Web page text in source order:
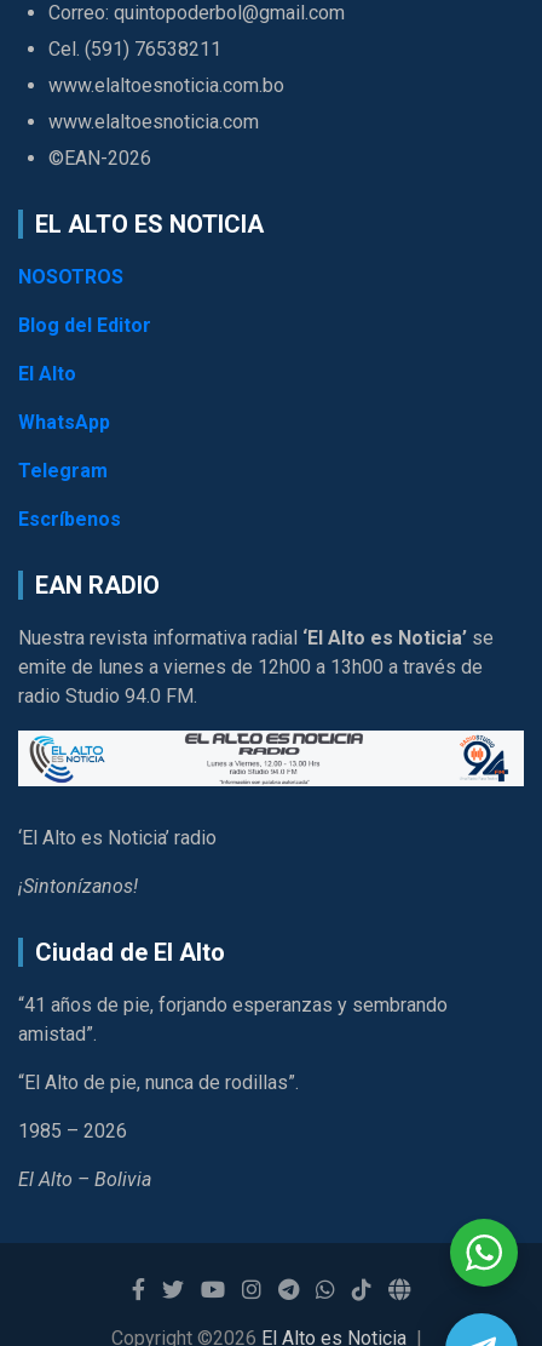
Correo: quintopoderbol@gmail.com
Cel. (591) 76538211
www.elaltoesnoticia.com.bo
www.elaltoesnoticia.com
©EAN-2026
EL ALTO ES NOTICIA
NOSOTROS
Blog del Editor
El Alto
WhatsApp
Telegram
Escríbenos
EAN RADIO
Nuestra revista informativa radial ‘El Alto es Noticia’ se
emite de lunes a viernes de 12h00 a 13h00 a través de
radio Studio 94.0 FM.
‘El Alto es Noticia’ radio
¡Sintonízanos!
Ciudad de El Alto
“41 años de pie, forjando esperanzas y sembrando
amistad”.
“El Alto de pie, nunca de rodillas”.
1985 – 2026
El Alto – Bolivia
Copyright ©2026 El Alto es Noticia